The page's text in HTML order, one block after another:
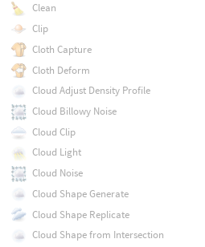
Clean
Clip
Cloth Capture
Cloth Deform
Cloud Adjust Density Profile
Cloud Billowy Noise
Cloud Clip
Cloud Light
Cloud Noise
Cloud Shape Generate
Cloud Shape Replicate
Cloud Shape from Intersection